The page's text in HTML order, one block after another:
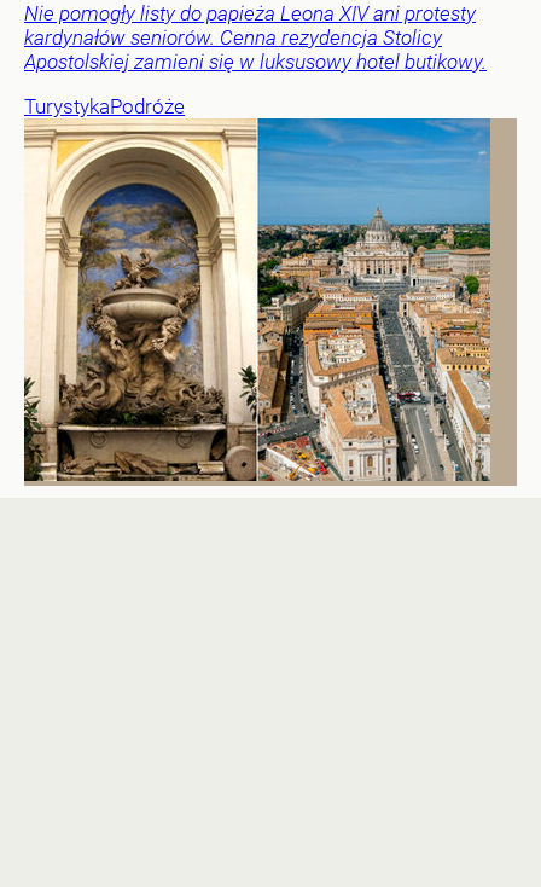
Nie pomogły listy do papieża Leona XIV ani protesty
kardynałów seniorów. Cenna rezydencja Stolicy
Apostolskiej zamieni się w luksusowy hotel butikowy.
TurystykaPodróże